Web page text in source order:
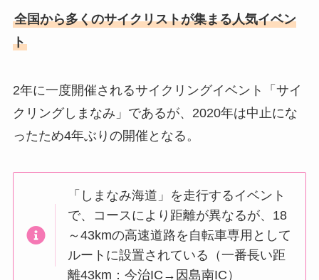
全国から多くのサイクリストが集まる人気イベン
ト
2年に一度開催されるサイクリングイベント「サイ
クリングしまなみ」であるが、2020年は中止にな
ったため4年ぶりの開催となる。
「しまなみ海道」を走行するイベント
で、コースにより距離が異なるが、18
～43kmの高速道路を自転車専用として
ルートに設置されている（一番長い距
離43km：今治IC→因島南IC）